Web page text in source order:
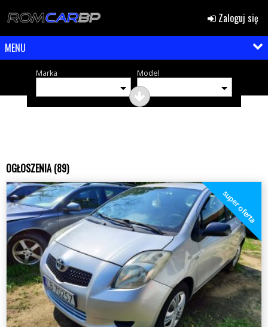
Zaloguj się
MENU
Marka Model
OGŁOSZENIA (89)
super oferta